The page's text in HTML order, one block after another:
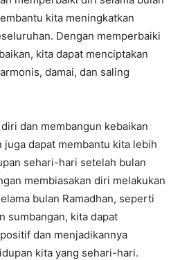
kita meningkatkan
Dengan memperbaiki
kita dapat menciptakan
damai, dan saling
dan membangun kebaikan
juga dapat membantu kita lebih
sehari-hari setelah bulan
membiasakan diri melakukan
bulan Ramadhan, seperti
sumbangan, kita dapat
dan menjadikannya
kita yang sehari-hari.